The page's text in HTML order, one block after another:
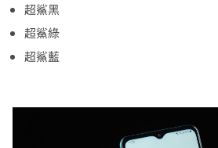
超鯊黑
超鯊綠
超鯊藍